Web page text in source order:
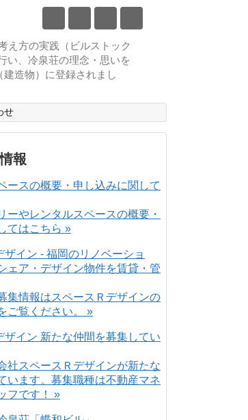
え方の実践（ビルストック
い、冷泉荘の理念・思いを
造物）に登録されまし
せ
報
ーやレンタルスペースの概要・
てはこちら »
集情報はスペースＲデザインの
ご覧ください。 »
社スペースＲデザインが新たな
います。募集職種は不動産マネ
フです！ »